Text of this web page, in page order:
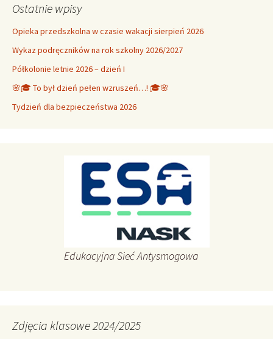
Ostatnie wpisy
Opieka przedszkolna w czasie wakacji sierpień 2026
Wykaz podręczników na rok szkolny 2026/2027
Półkolonie letnie 2026 – dzień I
🌸🎓 To był dzień pełen wzruszeń…! 🎓🌸
Tydzień dla bezpieczeństwa 2026
Edukacyjna Sieć Antysmogowa
Zdjęcia klasowe 2024/2025